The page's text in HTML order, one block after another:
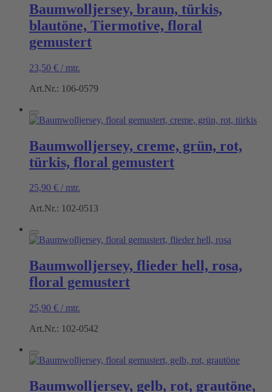
Baumwolljersey, braun, türkis,
blautöne, Tiermotive, floral
gemustert
23,50 € / mtr.
Art.Nr.: 106-0579
Baumwolljersey, creme, grün, rot,
türkis, floral gemustert
25,90 € / mtr.
Art.Nr.: 102-0513
Baumwolljersey, flieder hell, rosa,
floral gemustert
25,90 € / mtr.
Art.Nr.: 102-0542
Baumwolljersey, gelb, rot, grautöne,